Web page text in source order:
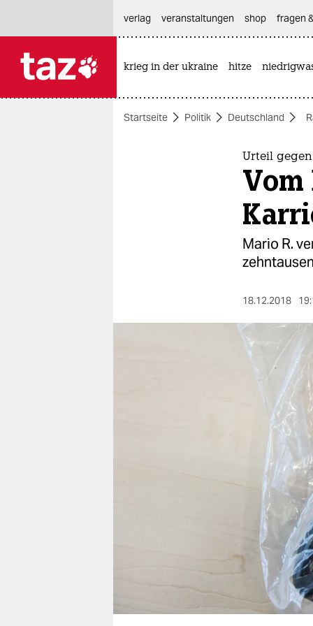
themen
verlag
veranstaltungen shop fragen
krieg in der ukraine hitze
Startseite Politik Deutschland
Urteil
Mario R.
18.12.2018